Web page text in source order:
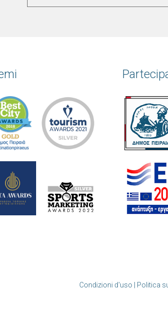
Condizioni d'uso | Politica